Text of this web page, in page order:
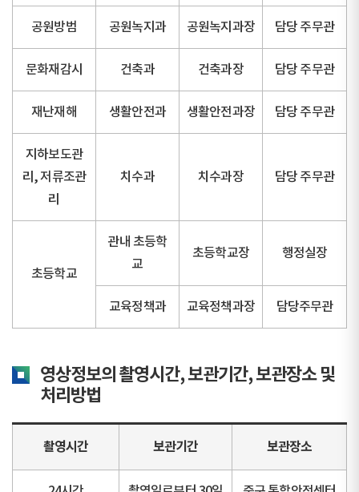
공원방범 공원녹지과 공원녹지과장 담당 주무관
문화재감시 건축과 건축과장 담당 주무관
재난재해 생활안전과 생활안전과장 담당 주무관
지하보도관
리, 저류조관
리
치수과 치수과장 담당 주무관
초등학교
관내 초등학
교
초등학교장 행정실장
교육정책과 교육정책과장 담당주무관
영상정보의 촬영시간, 보관기간, 보관장소 및
처리방법
촬영시간 보관기간 보관장소